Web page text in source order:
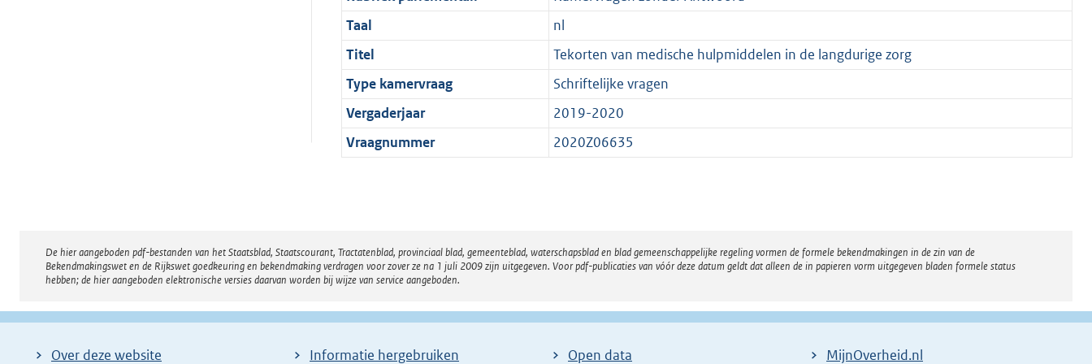
Taal
nl
Titel
Tekorten van medische hulpmiddelen in de langdurige zorg
Type kamervraag
Schriftelijke vragen
Vergaderjaar
2019-2020
Vraagnummer
2020Z06635
Disclaimer
De hier aangeboden pdf-bestanden van het Staatsblad, Staatscourant, Tractatenblad, provinciaal blad, gemeenteblad, waterschapsblad en blad gemeenschappelijke regeling vormen de formele bekendmakingen in de zin van de
Bekendmakingswet en de Rijkswet goedkeuring en bekendmaking verdragen voor zover ze na 1 juli 2009 zijn uitgegeven. Voor pdf-publicaties van vóór deze datum geldt dat alleen de in papieren vorm uitgegeven bladen formele status
hebben; de hier aangeboden elektronische versies daarvan worden bij wijze van service aangeboden.
Over deze website Informatie hergebruiken Open data MijnOverheid.nl